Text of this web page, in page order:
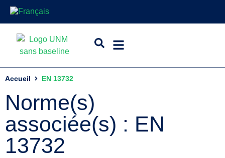
Accueil EN 13732
Norme(s)
associée(s) : EN
13732